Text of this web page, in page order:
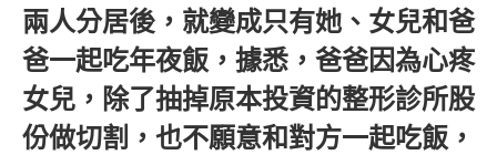
兩人分居後，就變成只有她、女兒和爸
爸一起吃年夜飯，據悉，爸爸因為心疼
女兒，除了抽掉原本投資的整形診所股
份做切割，也不願意和對方一起吃飯，